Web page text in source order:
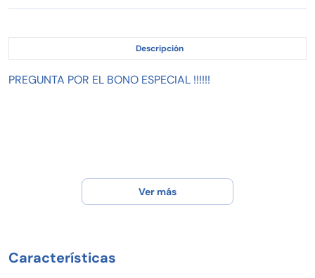
Descripción
PREGUNTA POR EL BONO ESPECIAL !!!!!!
Ver más
Características